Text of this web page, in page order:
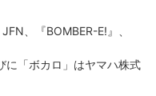
、『BOMBER-E!』、
に「ボカロ」はヤマハ株式